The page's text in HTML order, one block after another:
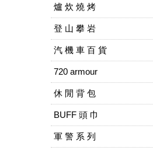
爐 炊 燒 烤
登 山 攀 岩
汽 機 車 百 貨
720 armour
休 閒 背 包
BUFF 頭 巾
軍 警 系 列